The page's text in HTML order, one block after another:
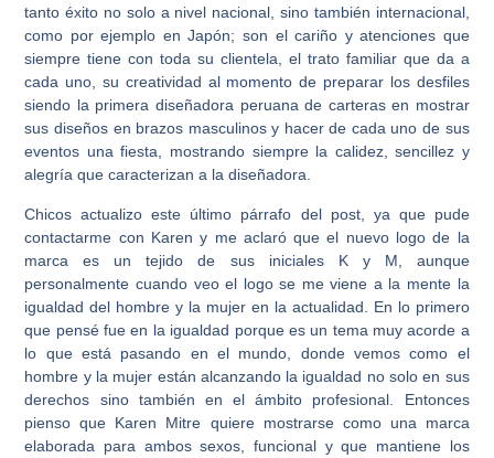
tanto éxito no solo a nivel nacional, sino también internacional,
como por ejemplo en Japón; son el cariño y atenciones que
siempre tiene con toda su clientela, el trato familiar que da a
cada uno, su creatividad al momento de preparar los desfiles
siendo la primera diseñadora peruana de carteras en mostrar
sus diseños en brazos masculinos y hacer de cada uno de sus
eventos una fiesta, mostrando siempre la calidez, sencillez y
alegría que caracterizan a la diseñadora.
Chicos actualizo este último párrafo del post, ya que pude
contactarme con Karen y me aclaró que el nuevo logo de la
marca es un tejido de sus iniciales K y M, aunque
personalmente cuando veo el logo se me viene a la mente la
igualdad del hombre y la mujer en la actualidad. En lo primero
que pensé fue en la igualdad porque es un tema muy acorde a
lo que está pasando en el mundo, donde vemos como el
hombre y la mujer están alcanzando la igualdad no solo en sus
derechos sino también en el ámbito profesional. Entonces
pienso que Karen Mitre quiere mostrarse como una marca
elaborada para ambos sexos, funcional y que mantiene los